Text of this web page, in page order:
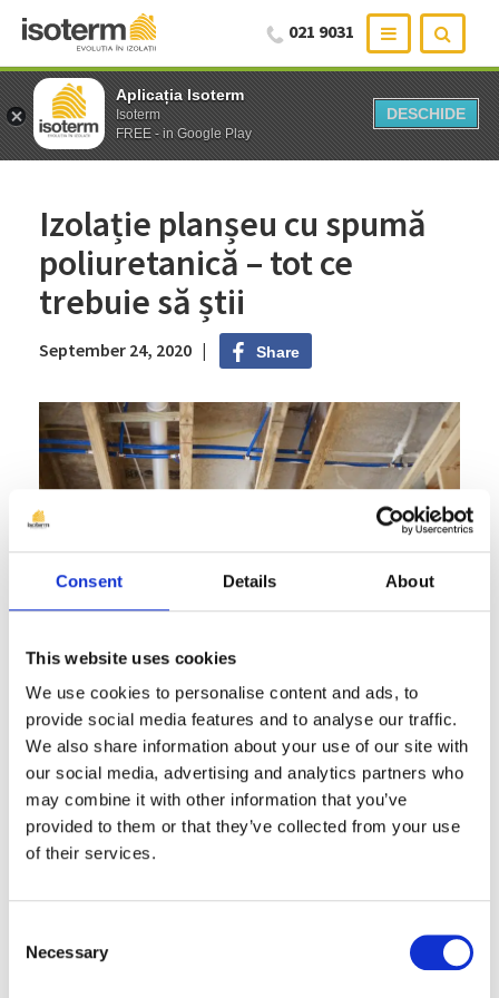
Aplicația Isoterm
Isoterm
FREE - in Google Play
DESCHIDE
Aplicația Isoterm
Isoterm
FREE - in Google Play
DESCHIDE
Consent Details About
This website uses cookies
We use cookies to personalise content and ads, to
provide social media features and to analyse our traffic.
We also share information about your use of our site with
our social media, advertising and analytics partners who
may combine it with other information that you’ve
provided to them or that they’ve collected from your use
of their services.
Selection
Necessary
021 9031
Izolație planșeu cu spumă
poliuretanică – tot ce
trebuie să știi
September 24, 2020 | Share
Sinteza articolului
Izolarea planșeului este o soluție
esențială pentru prevenirea pierderilor
de căldură și menținerea confortului
termic al locuinței, contribuind
semnificativ la reducerea costurilor